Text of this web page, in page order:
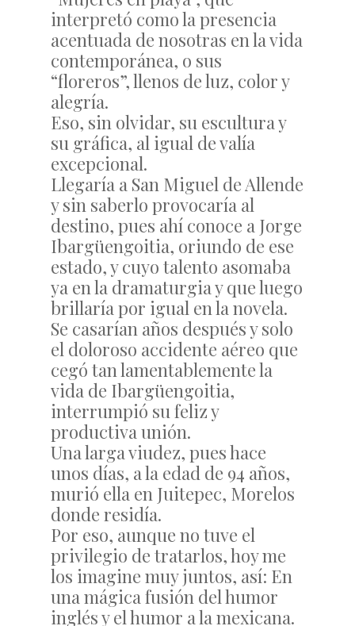
interpretó como la presencia
acentuada de nosotras en la vida
contemporánea, o sus
“floreros”, llenos de luz, color y
alegría.
Eso, sin olvidar, su escultura y
su gráfica, al igual de valía
excepcional.
Llegaría a San Miguel de Allende
y sin saberlo provocaría al
destino, pues ahí conoce a Jorge
Ibargüengoitia, oriundo de ese
estado, y cuyo talento asomaba
ya en la dramaturgia y que luego
brillaría por igual en la novela.
Se casarían años después y solo
el doloroso accidente aéreo que
cegó tan lamentablemente la
vida de Ibargüengoitia,
interrumpió su feliz y
productiva unión.
Una larga viudez, pues hace
unos días, a la edad de 94 años,
murió ella en Juitepec, Morelos
donde residía.
Por eso, aunque no tuve el
privilegio de tratarlos, hoy me
los imagine muy juntos, así: En
una mágica fusión del humor
inglés y el humor a la mexicana.